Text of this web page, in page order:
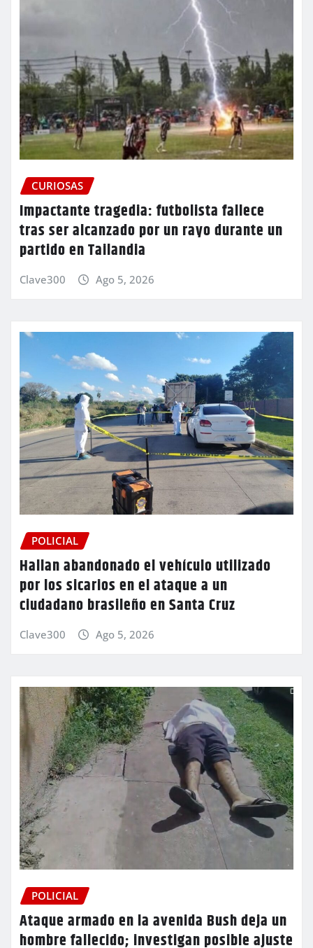
CURIOSAS
Impactante tragedia: futbolista fallece
tras ser alcanzado por un rayo durante un
partido en Tailandia
Clave300 Ago 5, 2026
POLICIAL
Hallan abandonado el vehículo utilizado
por los sicarios en el ataque a un
ciudadano brasileño en Santa Cruz
Clave300 Ago 5, 2026
POLICIAL
Ataque armado en la avenida Bush deja un
hombre fallecido; investigan posible ajuste